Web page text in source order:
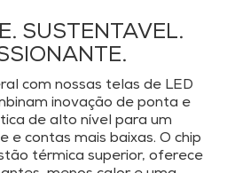
SUSTENTÁVEL.
com nossas telas de LED
inovação de ponta e
de alto nível para um
e contas mais baixas. O chip
térmica superior, oferece